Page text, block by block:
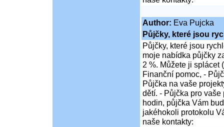
Author: Eva Pujcka
Půjčky, které jsou
Půjčky, které jsou
moje nabídka půjčky
2 %. Můžete ji splácet
Finanční pomoc, -
Půjčka na vaše
dětí. - Půjčka pro
hodin, půjčka Vám
jakéhokoli protokolu
naše kontakty: